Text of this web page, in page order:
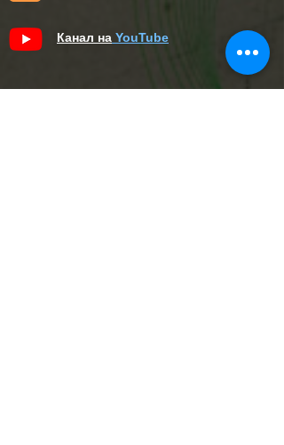
Канал на YouTube